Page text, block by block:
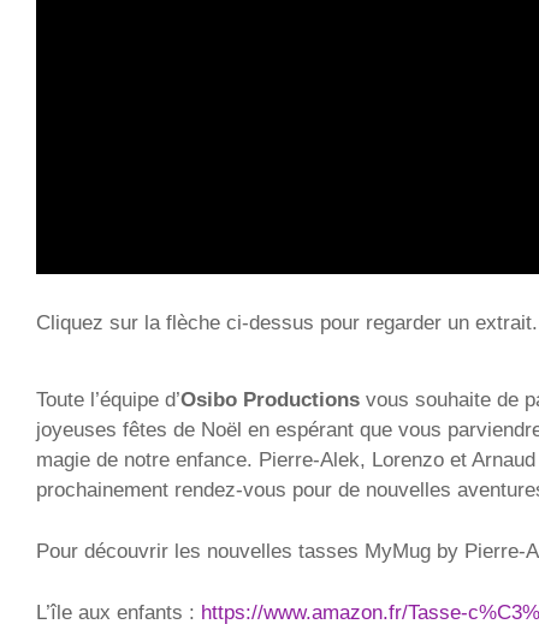
Cliquez sur la flèche ci-dessus pour regarder un extrait.
Toute l’équipe d’Osibo Productions vous souhaite de
joyeuses fêtes de Noël en espérant que vous
magie de notre enfance. Pierre-Alek, Lorenzo et
prochainement rendez-vous pour de nouvelles
Pour découvrir les nouvelles tasses MyMug by Pierre-
L’île aux enfants : https://www.amazon.fr/Tasse-